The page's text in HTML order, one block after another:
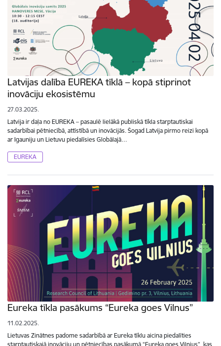
Latvijas dalība EUREKA tīklā – kopā stiprinot
inovāciju ekosistēmu
27.03.2025.
Latvija ir daļa no EUREKA – pasaulē lielākā publiskā tīkla starptautiskai
sadarbībai pētniecībā, attīstībā un inovācijās. Šogad Latvija pirmo reizi kopā
ar Igauniju un Lietuvu piedalīsies Globālajā…
EUREKA
Eureka tīkla pasākums “Eureka goes Vilnus”
11.02.2025.
Lietuvas Zinātnes padome sadarbībā ar Eureka tīklu aicina piedalīties
starptautiskajā inovāciju un pētniecības pasākumā “Eureka goes Vilnius”, kas